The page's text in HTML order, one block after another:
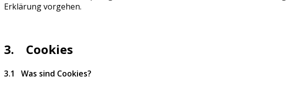
Erklärung vorgehen.
3. Cookies
3.1 Was sind Cookies?